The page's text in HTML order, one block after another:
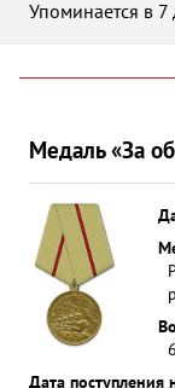
Упоминается в 7
Медаль «За
Дата поступления